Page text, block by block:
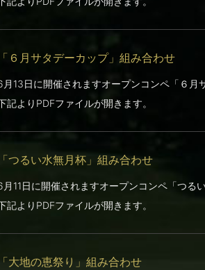
「６月サタデーカップ」組み合わせ
月13日に開催されますオープンコンペ「６月
記よりPDFファイルが開きます。
「つるい水無月杯」組み合わせ
月11日に開催されますオープンコンペ「つる
記よりPDFファイルが開きます。
「大地の恵祭り」組み合わせ